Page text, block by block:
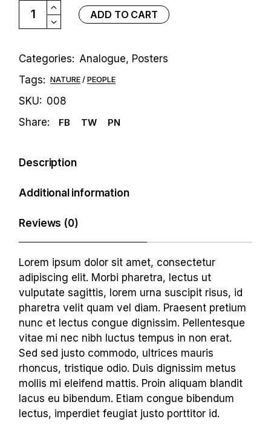
Half Dome quantity
ADD TO CART
Categories: Analogue, Posters
Tags: NATURE PEOPLE
SKU: 008
Share:
FB TW PN
Description
Additional information
Reviews (0)
Lorem ipsum dolor sit amet, consectetur
adipiscing elit. Morbi pharetra, lectus ut
vulputate sagittis, lorem urna suscipit risus, id
pharetra velit quam vel diam. Praesent pretium
nunc et lectus congue dignissim. Pellentesque
vitae mi nec nibh luctus tempus in non erat.
Sed sed justo commodo, ultrices mauris
rhoncus, tristique odio. Duis dignissim metus
mollis mi eleifend mattis. Proin aliquam blandit
lacus eu bibendum. Etiam congue bibendum
lectus, imperdiet feugiat justo porttitor id.